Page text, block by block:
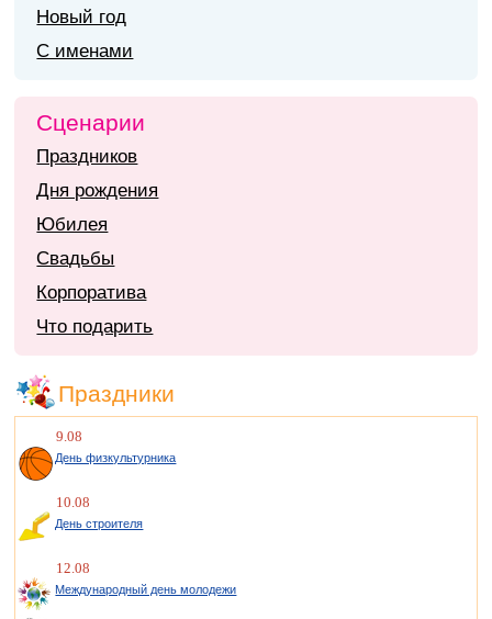
Новый год
С именами
Сценарии
Праздников
Дня рождения
Юбилея
Свадьбы
Корпоратива
Что подарить
Праздники
9.08
День физкультурника
10.08
День строителя
12.08
Международный день молодежи